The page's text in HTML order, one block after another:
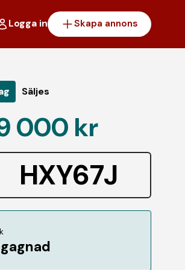
Logga in Skapa annons
Säljes
000 kr
HXY67J